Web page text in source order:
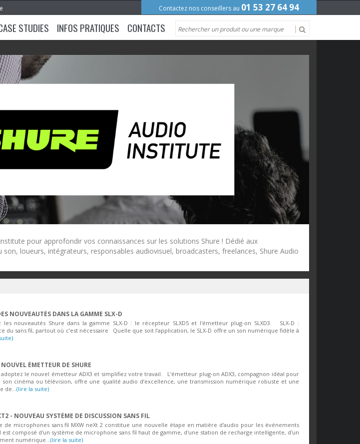
Contactez nos conseillers au 01 53 27 64 94
STUDIES INFOS PRATIQUES CONTACTS
pour approfondir vos connaissances sur les solutions Shure ! Dédié aux
loueurs, intégrateurs, responsables audiovisuel, broadcasters, freelances, Shure Audio
NOUVEAUTÉS DANS LA GAMME SLX-D
les nouveautés Shure dans la gamme SLX-D : le récepteur SLXD5 et l'émetteur plug-on SLXD3. SLX-D :
du sans fil, partout où c’est nécessaire Quelle que soit l’application, le SLX-D offre un son numérique fidèle à
ÉMETTEUR DE SHURE
adoptez le nouvel émetteur ADX3 et simplifiez votre travail. L’émetteur plug-on ADX3, compagnon idéal pour
son cinéma ou télévision, offre une qualité audio d’excellence, une transmission numérique robuste et une
de... (lire la suite)
- NOUVEAU SYSTÈME DE DISCUSSION SANS FIL
de microphones sans fil MXW neXt 2 constitue une nouvelle étape en matière d'audio pour les événements
est composé d'un système de microphone sans fil haut de gamme, d'une station de recharge intelligente, d'un
numérique... (lire la suite)